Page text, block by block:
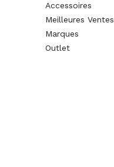
Accessoires
Meilleures Ventes
Marques
Outlet